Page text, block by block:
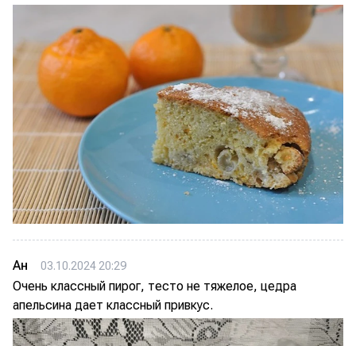
Ан 03.10.2024 20:29
Очень классный пирог, тесто не тяжелое, цедра
апельсина дает классный привкус.